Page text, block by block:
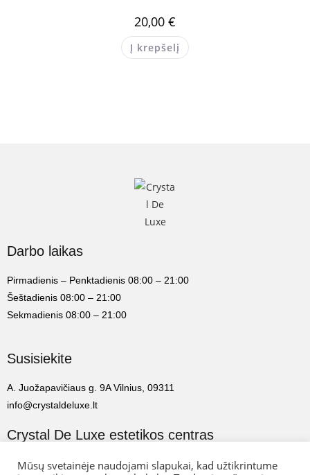
20,00 €
Į krepšelį
Darbo laikas
Pirmadienis – Penktadienis 08:00 – 21:00
Šeštadienis 08:00 – 21:00
Sekmadienis 08:00 – 21:00
Susisiekite
A. Juožapavičiaus g. 9A Vilnius, 09311
info@crystaldeluxe.lt
Crystal De Luxe estetikos centras
2022 Crystal De Luxe estetikos centras. Visos teisės saugomos.
Mūsų svetainėje naudojami slapukai, kad užtikrintume